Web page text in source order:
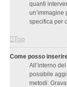
quanti
un’immagine
specifica per
Top
Come posso
All’interno
possibile
metodi: